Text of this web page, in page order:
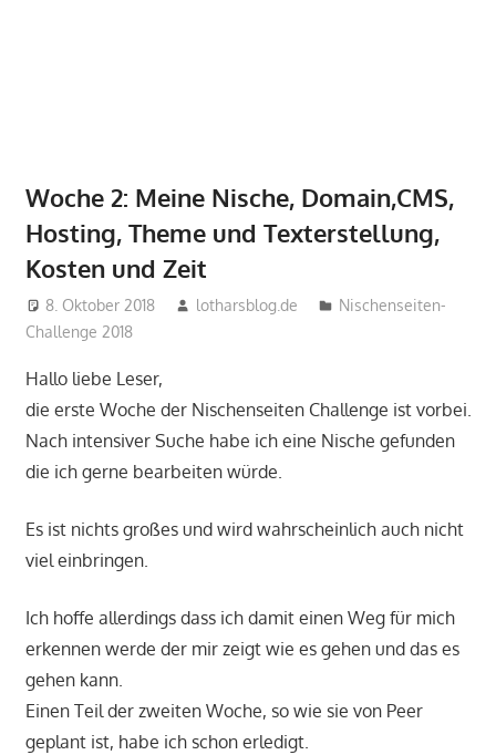
Woche 2: Meine Nische, Domain,CMS,
Hosting, Theme und Texterstellung,
Kosten und Zeit
8. Oktober 2018 lotharsblog.de
Nischenseiten-
Challenge 2018
Hallo liebe Leser,
die erste Woche der Nischenseiten Challenge ist vorbei.
Nach intensiver Suche habe ich eine Nische gefunden
die ich gerne bearbeiten würde.
Es ist nichts großes und wird wahrscheinlich auch nicht
viel einbringen.
Ich hoffe allerdings dass ich damit einen Weg für mich
erkennen werde der mir zeigt wie es gehen und das es
gehen kann.
Einen Teil der zweiten Woche, so wie sie von Peer
geplant ist, habe ich schon erledigt.